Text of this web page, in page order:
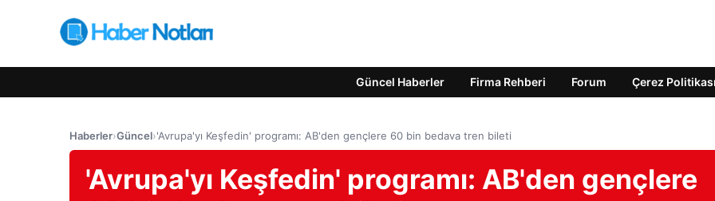
Güncel Haberler Firma Rehberi Forum Çerez Politikası
Haberler›Güncel›'Avrupa'yı Keşfedin' programı: AB'den gençlere 60 bin bedava tren bileti
'Avrupa'yı Keşfedin' programı: AB'den gençlere